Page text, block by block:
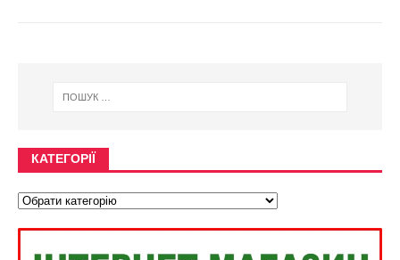
КАТЕГОРІЇ